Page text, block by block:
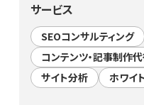
サービス
SEOコンサルティング
コンテンツ・記事制作
サイト分析
ホワイ